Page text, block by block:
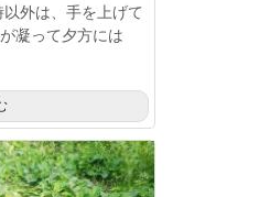
外は、手を上げて
凝って夕方には